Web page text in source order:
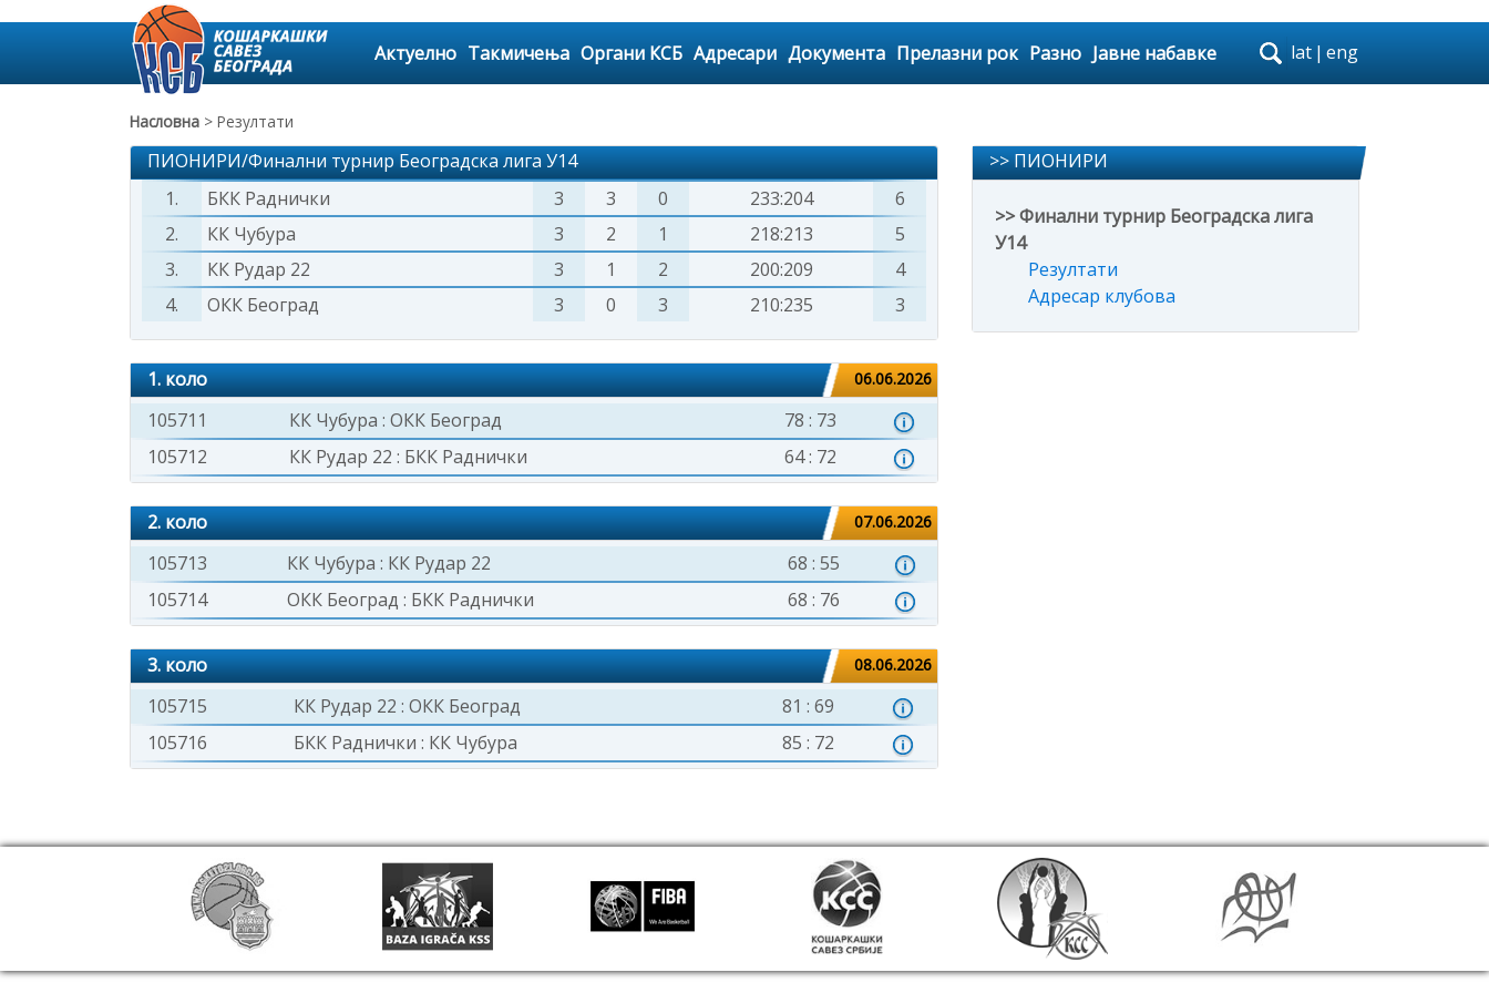
Актуелно Такмичења Органи КСБ Адресари Документа Прелазни рок Разно Јавне набавке lat | eng
Насловна > Резултати
ПИОНИРИ/Финални турнир Београдска лига У14
1.
БКК Раднички 3 3 0 233:204
6
2.
КК Чубура 3 2 1 218:213
5
3.
КК Рудар 22 3 1 2 200:209
4
4.
ОКК Београд 3 0 3 210:235 3
1. коло 06.06.2026
105711 КК Чубура : ОКК Београд
78 : 73
105712
КК Рудар 22 : БКК Раднички 64 : 72
2. коло 07.06.2026
105713 КК Чубура : КК Рудар 22
68 : 55
105714
ОКК Београд : БКК Раднички 68 : 76
3. коло 08.06.2026
105715 КК Рудар 22 : ОКК Београд
81 : 69
105716
БКК Раднички : КК Чубура 85 : 72
>> ПИОНИРИ
>> Финални турнир Београдска лига
У14
Резултати
Адресар клубова